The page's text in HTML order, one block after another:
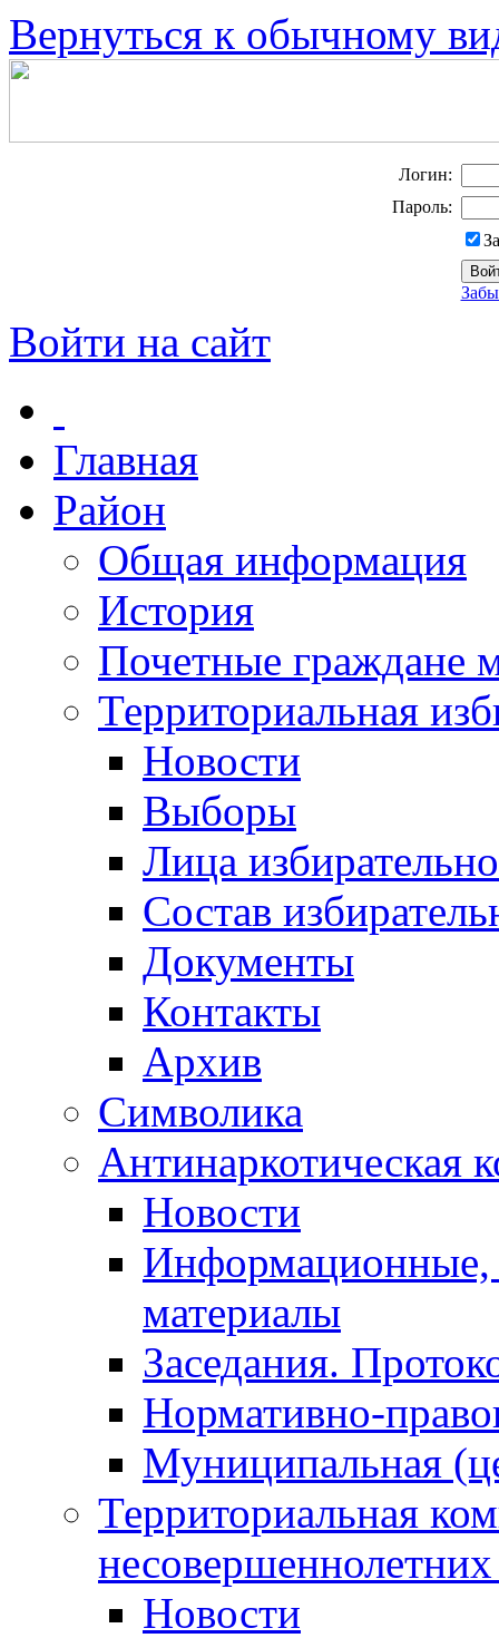
Вернуться к обычному
Логин:
Пароль:
Войти на сайт
Главная
Район
Общая информация
История
Почетные граждане
Территориальная
Новости
Выборы
Лица
Состав
Документы
Контакты
Архив
Символика
Антинаркотическая
Новости
Информационные,
материалы
Заседания.
Нормативно-
Муниципальная
Территориальная
Новости